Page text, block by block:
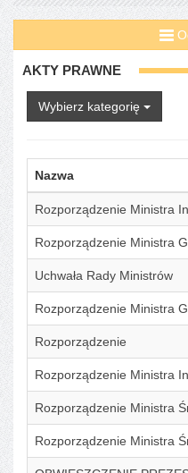
AKTY PRAWNE
Wybierz kategorię
Nazwa
Rozporządzenie Ministra
Rozporządzenie Ministra
Uchwała Rady Ministrów
Rozporządzenie Ministra
Rozporządzenie
Rozporządzenie Ministra
Rozporządzenie Ministra
Rozporządzenie Ministra